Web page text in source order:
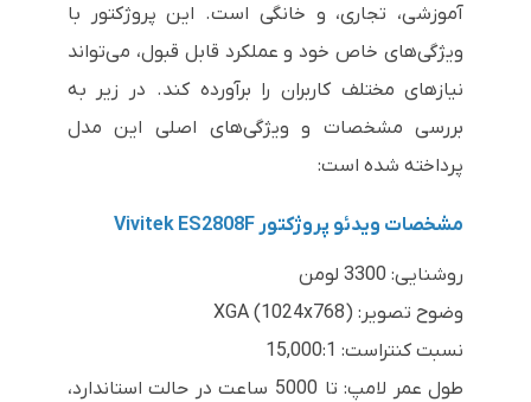
آموزشی، تجاری، و خانگی است. این پروژکتور با
ویژگی‌های خاص خود و عملکرد قابل قبول، می‌تواند
نیازهای مختلف کاربران را برآورده کند. در زیر به
بررسی مشخصات و ویژگی‌های اصلی این مدل
پرداخته شده است:
مشخصات ویدئو پروژکتور Vivitek ES2808F
روشنایی: 3300 لومن
وضوح تصویر: XGA (1024x768)
نسبت کنتراست: 15,000:1
طول عمر لامپ: تا 5000 ساعت در حالت استاندارد،